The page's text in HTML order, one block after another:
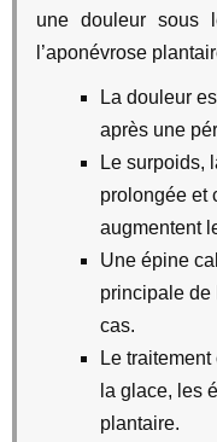
une douleur sous
l’aponévrose
La douleur
après une
Le surpoids,
prolongée et
augmentent
Une épine
principale de
cas.
Le
la glace, les
plantaire.